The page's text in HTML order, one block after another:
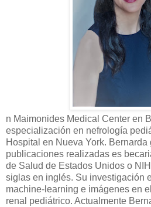
n Maimonides Medical Center en
especialización en nefrología
Hospital en Nueva York.
publicaciones realizadas es
de Salud de Estados Unidos o
siglas en inglés. Su investigación
machine-learning e imágenes en
renal pediátrico. Actualmente